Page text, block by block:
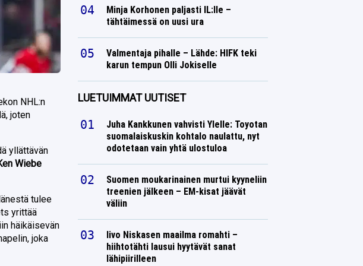
NHL:n
joten
yllättävän
Wiebe
tulee
yrittää
häikäisevän
joka
Minja Korhonen paljasti IL:lle –
tähtäimessä on uusi ura
Valmentaja pihalle – Lähde: HIFK teki
karun tempun Olli Jokiselle
LUETUIMMAT UUTISET
Juha Kankkunen vahvisti Ylelle: Toyotan
suomalaiskuskin kohtalo naulattu, nyt
odotetaan vain yhtä ulostuloa
Suomen moukarinainen murtui kyyneliin
treenien jälkeen – EM-kisat jäävät
väliin
Iivo Niskasen maailma romahti –
hiihtotähti lausui hyytävät sanat
lähipiirilleen